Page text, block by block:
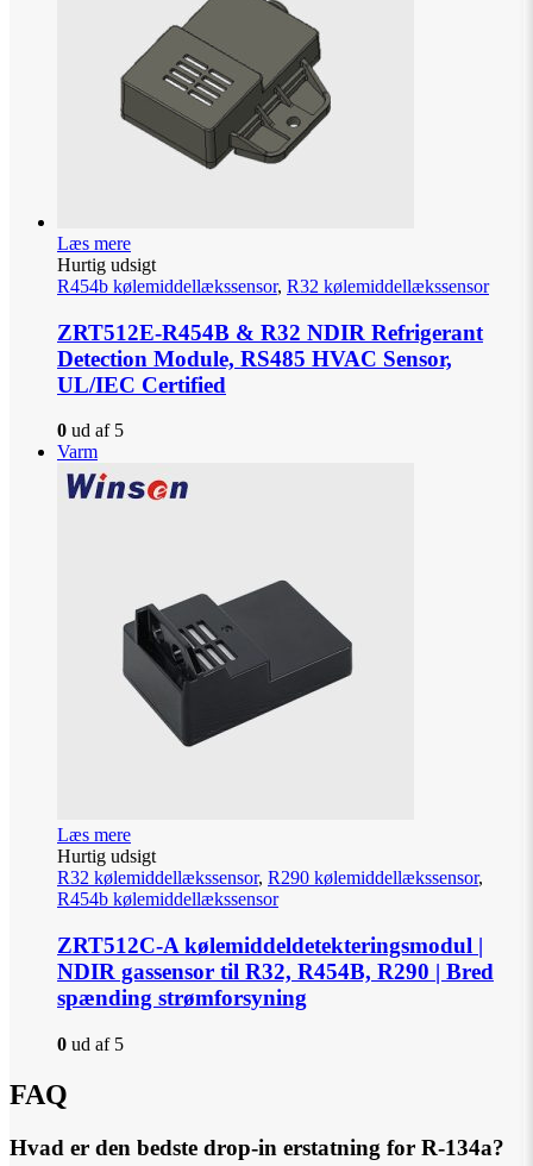
Læs mere
Hurtig udsigt
R454b kølemiddellækssensor, R32 kølemiddellækssensor
ZRT512E-R454B & R32 NDIR Refrigerant
Detection Module, RS485 HVAC Sensor,
UL/IEC Certified
0 ud af 5
Varm
Læs mere
Hurtig udsigt
R32 kølemiddellækssensor, R290 kølemiddellækssensor,
R454b kølemiddellækssensor
ZRT512C-A kølemiddeldetekteringsmodul |
NDIR gassensor til R32, R454B, R290 | Bred
spænding strømforsyning
0 ud af 5
FAQ
Hvad er den bedste drop-in erstatning for R-134a?